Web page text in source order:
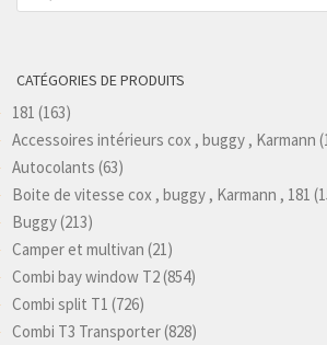
produits
CATÉGORIES DE PRODUITS
181 (163)
Accessoires intérieurs cox , buggy , Karmann
Autocolants (63)
Boite de vitesse cox , buggy , Karmann , 181
Buggy(213)
Camper et multivan (21)
Combi bay window T2(854)
Combi split T1 (726)
Combi T3 Transporter(828)